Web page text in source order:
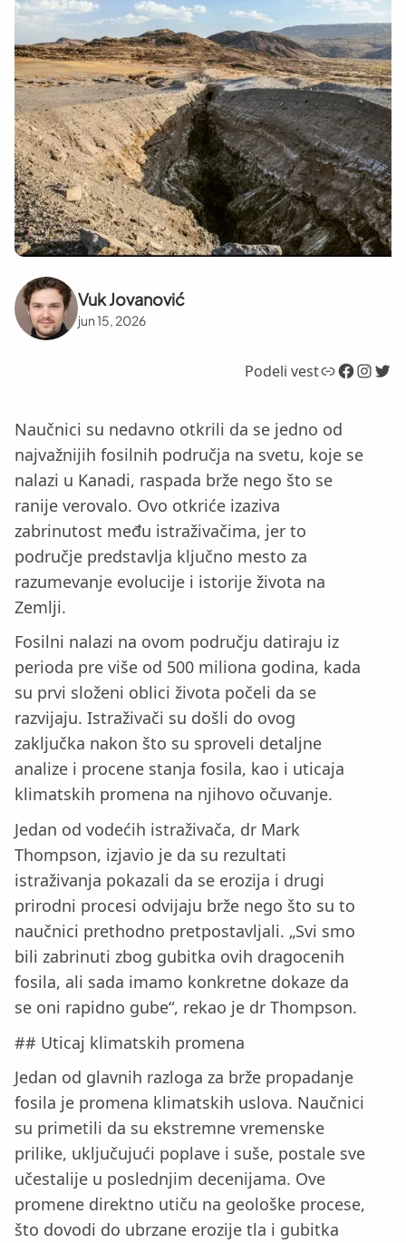
Vuk Jovanović
jun 15, 2026
Podeli vestLink Facebook InstagramTwitter
Naučnici su nedavno otkrili da se jedno od
najvažnijih fosilnih područja na svetu, koje se
nalazi u Kanadi, raspada brže nego što se
ranije verovalo. Ovo otkriće izaziva
zabrinutost među istraživačima, jer to
područje predstavlja ključno mesto za
razumevanje evolucije i istorije života na
Zemlji.
Fosilni nalazi na ovom području datiraju iz
perioda pre više od 500 miliona godina, kada
su prvi složeni oblici života počeli da se
razvijaju. Istraživači su došli do ovog
zaključka nakon što su sproveli detaljne
analize i procene stanja fosila, kao i uticaja
klimatskih promena na njihovo očuvanje.
Jedan od vodećih istraživača, dr Mark
Thompson, izjavio je da su rezultati
istraživanja pokazali da se erozija i drugi
prirodni procesi odvijaju brže nego što su to
naučnici prethodno pretpostavljali. „Svi smo
bili zabrinuti zbog gubitka ovih dragocenih
fosila, ali sada imamo konkretne dokaze da
se oni rapidno gube“, rekao je dr Thompson.
## Uticaj klimatskih promena
Jedan od glavnih razloga za brže propadanje
fosila je promena klimatskih uslova. Naučnici
su primetili da su ekstremne vremenske
prilike, uključujući poplave i suše, postale sve
učestalije u poslednjim decenijama. Ove
promene direktno utiču na geološke procese,
što dovodi do ubrzane erozije tla i gubitka